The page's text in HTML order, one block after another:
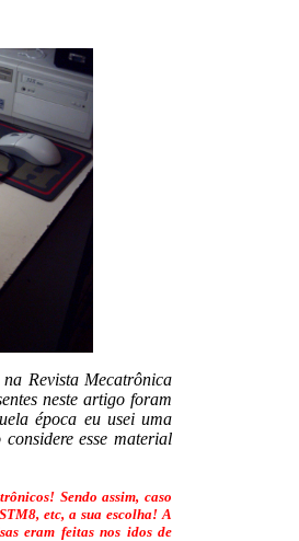
Revista Mecatrônica
neste artigo foram
época eu usei uma
esse material
Sendo assim, caso
etc, a sua escolha!A
eram feitas nos idos de